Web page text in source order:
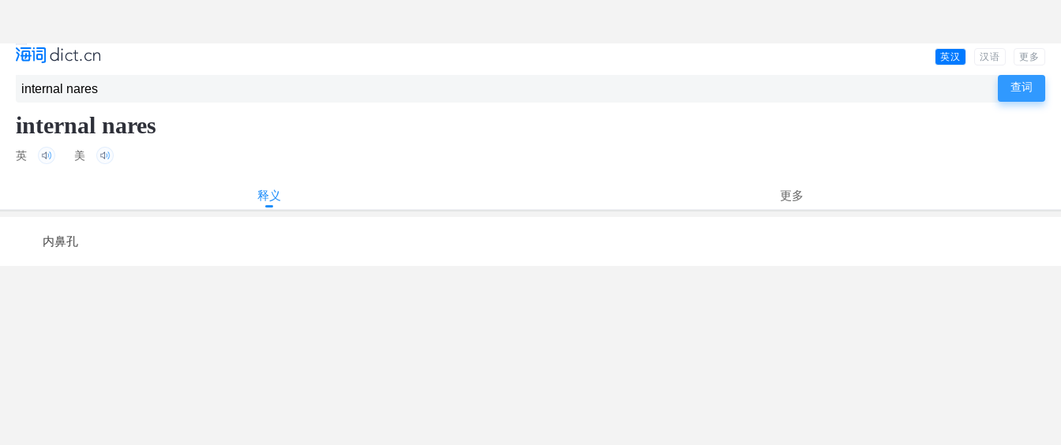
英汉 汉语 更多
internal nares
英 美
释义 更多
内鼻孔